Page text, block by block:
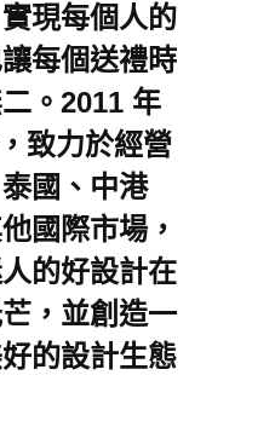
現每個人的
每個送禮時
。2011 年
致力於經營
國、中港
國際市場，
的好設計在
，並創造一
的設計生態